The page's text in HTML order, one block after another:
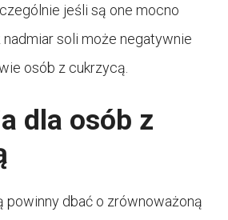
jeśli są one mocno
soli może negatywnie
osób z cukrzycą.
dla osób z
powinny dbać o zrównoważoną